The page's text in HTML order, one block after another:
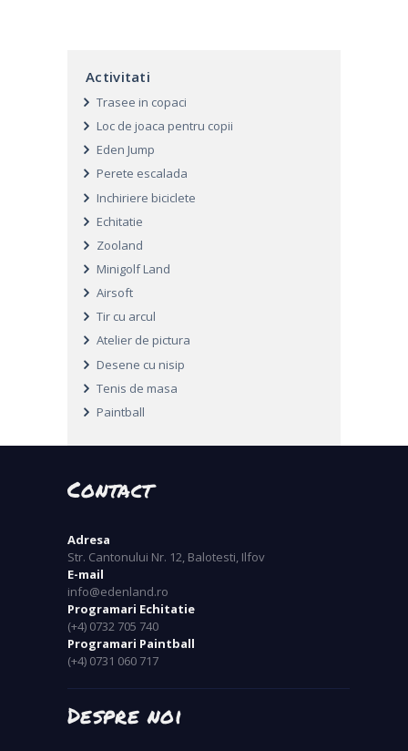
Activitati
Trasee in copaci
Loc de joaca pentru copii
Eden Jump
Perete escalada
Inchiriere biciclete
Echitatie
Zooland
Minigolf Land
Airsoft
Tir cu arcul
Atelier de pictura
Desene cu nisip
Tenis de masa
Paintball
Contact
Adresa
Str. Cantonului Nr. 12, Balotesti, Ilfov
E-mail
info@edenland.ro
Programari Echitatie
(+4) 0732 705 740
Programari Paintball
(+4) 0731 060 717
Despre noi